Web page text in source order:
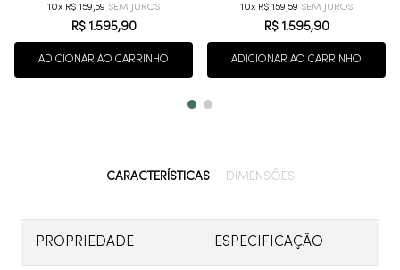
10 R$ 159,59
R$ 1 .595,90
ADICIONAR AO CARRINHO
10 R$ 159,59
R$ 1 .595,90
ADICIONAR AO CARRINHO
CARACTERÍSTICAS DIMENSÕES
PROPRIEDADE ESPECIFICAÇÃO